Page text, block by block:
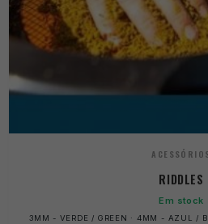
ACESSÓRIOS
RIDDLES
Em stock
3MM - VERDE / GREEN · 4MM - AZUL /